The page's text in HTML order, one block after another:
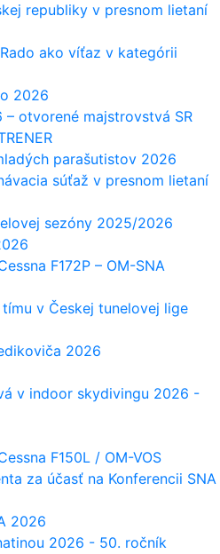
republiky v presnom lietaní
ako víťaz v kategórii
2026
otvorené majstrovstvá SR
parašutistov 2026
súťaž v presnom lietaní
sezóny 2025/2026
F172P – OM-SNA
v Českej tunelovej lige
2026
v indoor skydivingu 2026 -
F150L / OM-VOS
za účasť na Konferencii SNA
2026
2026 - 50. ročník